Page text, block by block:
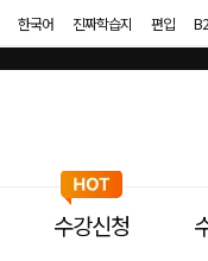
한국어 진짜학습지 편입
수강신청